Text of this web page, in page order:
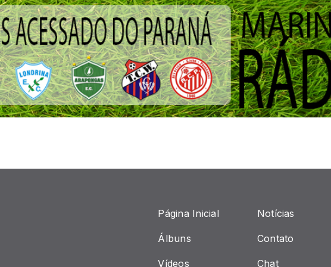
Página Inicial
Álbuns
Vídeos
Notícias
Contato
Chat